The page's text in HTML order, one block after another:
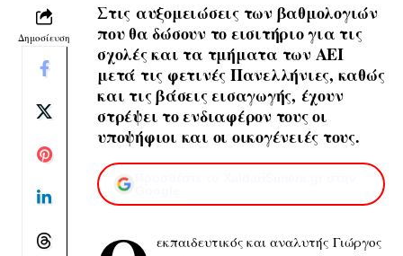
Δημοσίευση
Στις αυξομειώσεις των βαθμολογιών
που θα δώσουν το εισιτήριο για τις
σχολές και τα τμήματα των ΑΕΙ
μετά τις φετινές Πανελλήνιες, καθώς
και τις βάσεις εισαγωγής, έχουν
στρέψει το ενδιαφέρον τους οι
υποψήφιοι και οι οικογένειές τους.
εκπαιδευτικός και αναλυτής Γιώργος